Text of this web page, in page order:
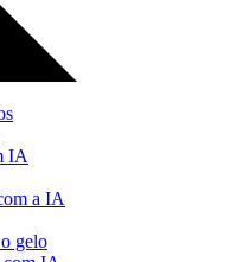
IA
a IA
gelo